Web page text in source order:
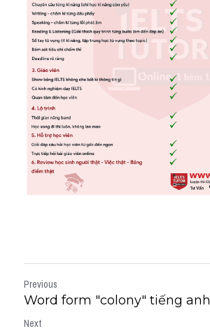
Previous
Word form "colony" tiếng anh
Next